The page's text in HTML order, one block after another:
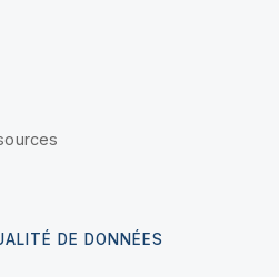
DE DONNÉES